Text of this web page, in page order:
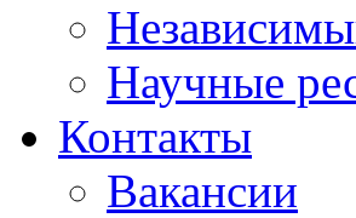
Научные
Контакты
Вакансии